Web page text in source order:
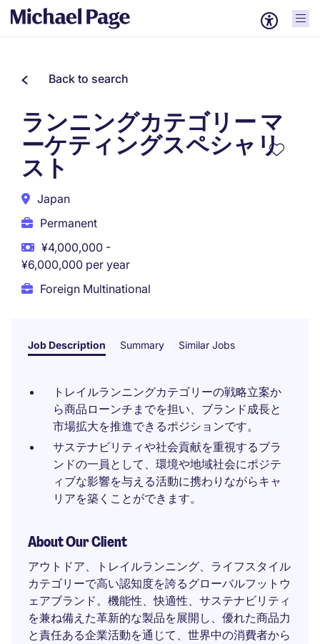
Back to search
ランニングカテゴリー マ
ーケティングスペシャリ
スト
Japan
Permanent
¥4,000,000 -
¥6,000,000 per year
Foreign Multinational
Job Description Summary Similar Jobs
トレイルランニングカテゴリーの戦略立案か
ら商品ローンチまでを担い、ブランド成長と
市場拡大を推進できるポジションです。
サステナビリティや社会貢献を重視するブラ
ンドの一員として、環境や地域社会にポジテ
ィブな影響を与える活動に携わりながらキャ
リアを築くことができます。
About Our Client
アウトドア、トレイルランニング、ライフスタイル
カテゴリーで高い認知度を誇るグローバルフットウ
ェアブランド。機能性、快適性、サステナビリティ
を兼ね備えた革新的な製品を展開し、優れた商品力
と責任ある企業活動を通じて、世界中の消費者から